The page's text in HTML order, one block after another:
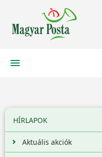
HÍRLAPOK
Aktuális akciók